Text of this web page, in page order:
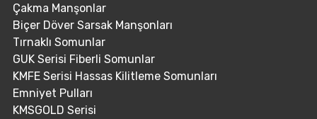
Çakma Manşonlar
Biçer Döver Sarsak Manşonları
Tırnaklı Somunlar
GUK Serisi Fiberli Somunlar
KMFE Serisi Hassas Kilitleme Somunları
Emniyet Pulları
KMSGOLD Serisi